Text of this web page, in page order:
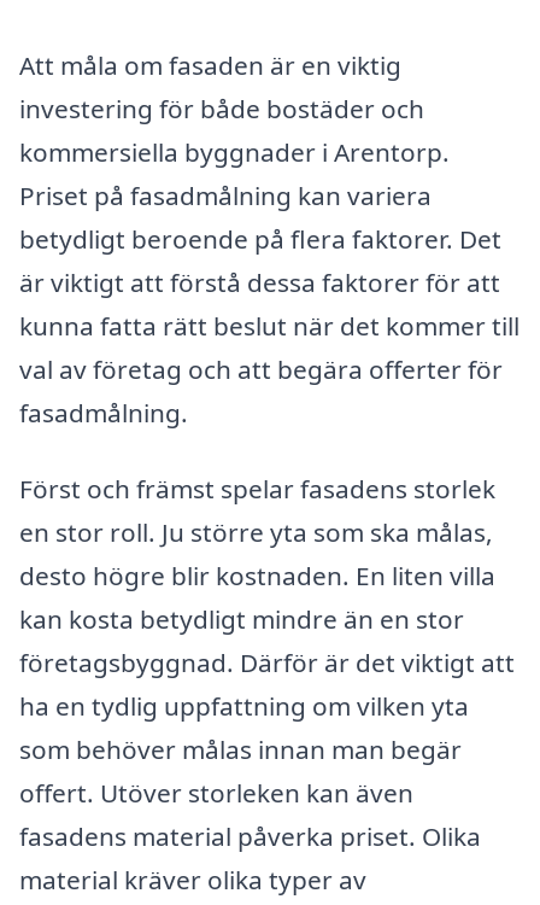
Att måla om fasaden är en viktig
investering för både bostäder och
kommersiella byggnader i Arentorp.
Priset på fasadmålning kan variera
betydligt beroende på flera faktorer. Det
är viktigt att förstå dessa faktorer för att
kunna fatta rätt beslut när det kommer till
val av företag och att begära offerter för
fasadmålning.
Först och främst spelar fasadens storlek
en stor roll. Ju större yta som ska målas,
desto högre blir kostnaden. En liten villa
kan kosta betydligt mindre än en stor
företagsbyggnad. Därför är det viktigt att
ha en tydlig uppfattning om vilken yta
som behöver målas innan man begär
offert. Utöver storleken kan även
fasadens material påverka priset. Olika
material kräver olika typer av